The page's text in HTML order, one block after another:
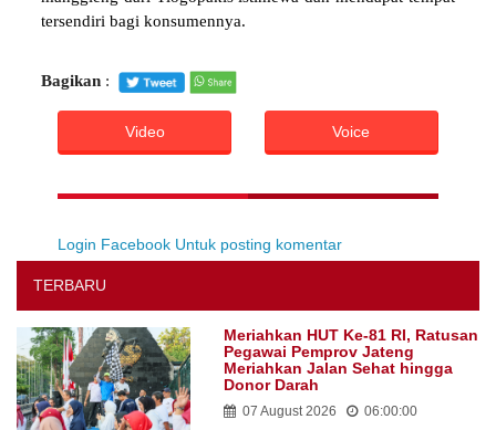
waktu hingga 6 bulan.
sampai Rp 50.000," terangnya kepada Wagub.
Meski harganya tergolong mahal, tapi beras hitam mulai
banyak dicari, seiring dengan gaya hidup sehat di era
sekarang. Sebab, padi jenis ini kandungan gulanya lebih
merasakan renyahnya snack manggleng singkong.
Meskipun sama-sama olahan singkong yang dipotong tipis
lalu digoreng, berbeda dengan keripik yang dipotong bulat,
mangleng dipotong memanjang.
Di tangan Mariana, manggleng singkong diberi beberapa
varian rasa. Banyaknya pilihan rasa ini menjadikan
manggleng dari Tlogopakis istimewa dan mendapat tempat
tersendiri bagi konsumennya.